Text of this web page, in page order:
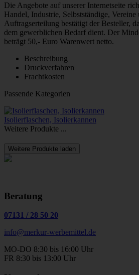
Die Angebote auf unserer Internetseite
Handel, Industrie, Selbstständige,
Auftragserteilung bestätigt der Besteller,
dem gewerblichen Bedarf dient. Der
beträgt 50,- Euro Warenwert netto.
Beschreibung
Druckverfahren
Frachtkosten
Passende Kategorien
Isolierflaschen, Isolierkannen
Weitere Produkte ...
Weitere Produkte laden
Beratung
07131 / 28 50 20
info@merkur-werbemittel.de
MO-DO 8:30 bis 16:00 Uhr
FR 8:30 bis 13:00 Uhr